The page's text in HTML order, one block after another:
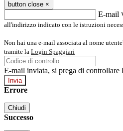
button close ×
E-mail
all'indirizzo indicato con le istruzioni
Non hai una e-mail associata al nome
tramite la Login Spaggiari
E-mail inviata, si prega di controllare
Errore
Chiudi
Successo